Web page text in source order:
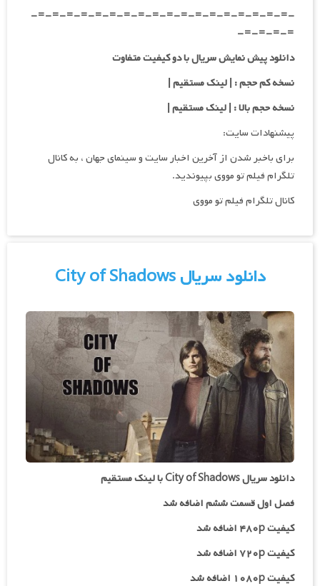
-=-=-=-=-=-=-=-=-=-=-=-=-=-=-=-=-=-=-
=-=-=-=-
دانلود پیش نمایش سریال با دو کیفیت متفاوت
نسخه کم حجم : | لینک مستقیم |
نسخه حجم بالا : | لینک مستقیم |
پیشنهادات سایت:
برای باخبر شدن از آخرین اخبار سایت و سینمای جهان ، به کانال
تلگرام فیلم تو مووی بپیوندید.
کانال تلگرام فیلم تو مووی
دانلود سریال City of Shadows
دانلود سریال City of Shadows با لینک مستقیم
فصل اول قسمت ششم اضافه شد
کیفیت ۴۸۰p اضافه شد
کیفیت ۷۲۰p
اضافه شد
کیفیت ۱۰۸۰p اضافه شد